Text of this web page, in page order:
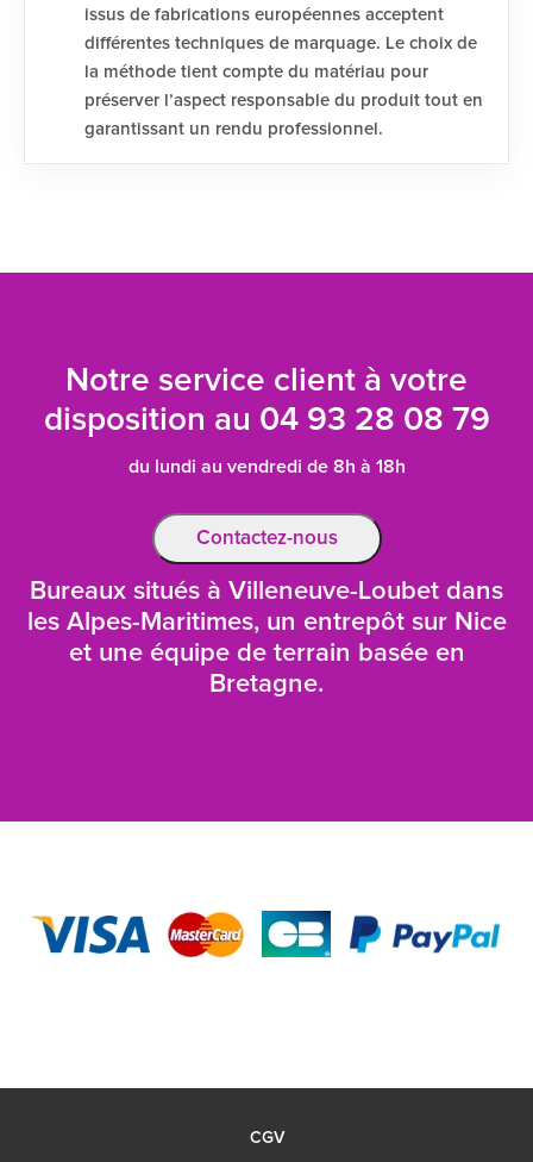
issus de fabrications européennes acceptent
différentes techniques de marquage. Le choix de
la méthode tient compte du matériau pour
préserver l’aspect responsable du produit tout en
garantissant un rendu professionnel.
Notre service client à votre
disposition au 04 93 28 08 79
du lundi au vendredi de 8h à 18h
Contactez-nous
Bureaux situés à Villeneuve-Loubet dans
les Alpes-Maritimes, un entrepôt sur Nice
et une équipe de terrain basée en
Bretagne.
CGV